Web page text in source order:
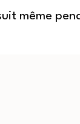
même